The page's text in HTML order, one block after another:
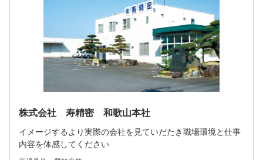
株式会社 寿精密 和歌山本社
イメージするより実際の会社を見ていだたき職場環境と仕事
内容を体感してください